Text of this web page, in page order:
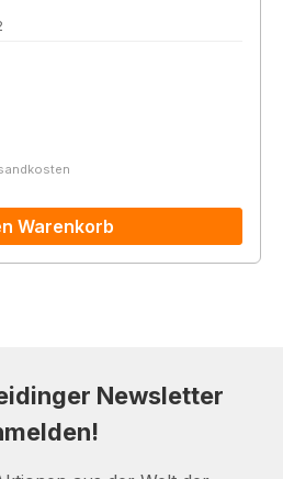
Warenkorb
Newsletter